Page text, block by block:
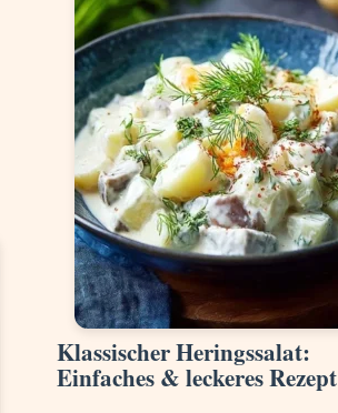
Klassischer Heringssalat:
Einfaches & leckeres Rezept